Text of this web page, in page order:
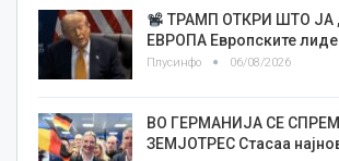
ТРАМП ОТКРИ ШТО ЈА
ЕВРОПА Европските
Плусинфо 06/08/2026
ВО ГЕРМАНИЈА СЕ
ЗЕМЈОТРЕС Стасаа